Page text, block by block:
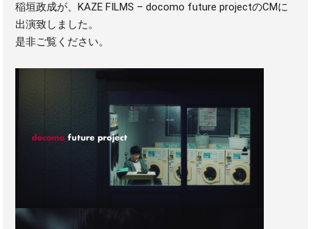
稲垣政成が、KAZE FILMS – docomo future projectのCMに
出演致しました。
是非ご覧ください。